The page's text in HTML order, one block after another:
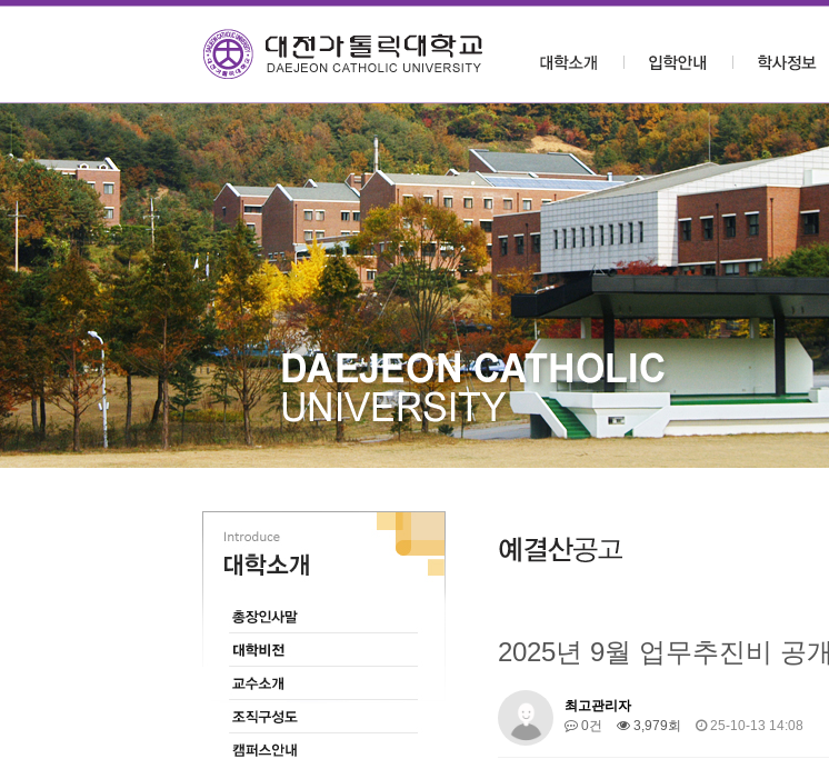
2025년 9월 업무추진비 공개
최고관리자
0건
3,979회 25-10-13 14:08